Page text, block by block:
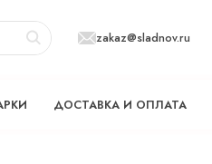
zakaz@sladnov.ru
ДОСТАВКА И ОПЛАТА